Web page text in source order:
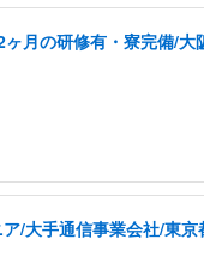
月の研修有・寮完備/大
/大手通信事業会社/東京